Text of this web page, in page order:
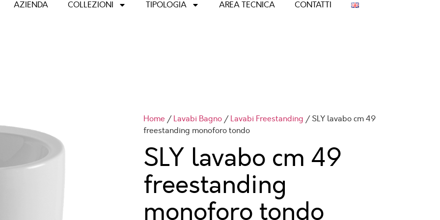
AZIENDA COLLEZIONI TIPOLOGIA AREA TECNICA CONTATTI
Home /Lavabi Bagno/Lavabi Freestanding / SLY lavabo cm 49
freestanding monoforo tondo
SLY lavabo cm 49
freestanding
monoforo tondo